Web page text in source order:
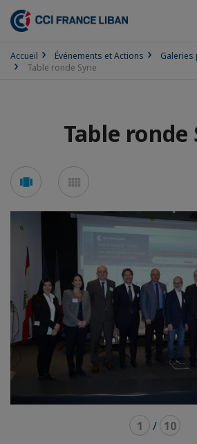
Accueil Événements et Actions Galeries
Table ronde Syrie
Table ronde
Voir
en
carousel
en
mosaïque
1 / 10